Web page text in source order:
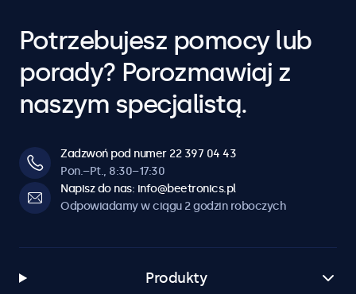
Potrzebujesz pomocy lub
porady? Porozmawiaj z
naszym specjalistą.
Zadzwoń pod numer 22 397 04 43
Pon.–Pt., 8:30–17:30
Napisz do nas: info@beetronics.pl
Odpowiadamy w ciągu 2 godzin roboczych
Produkty